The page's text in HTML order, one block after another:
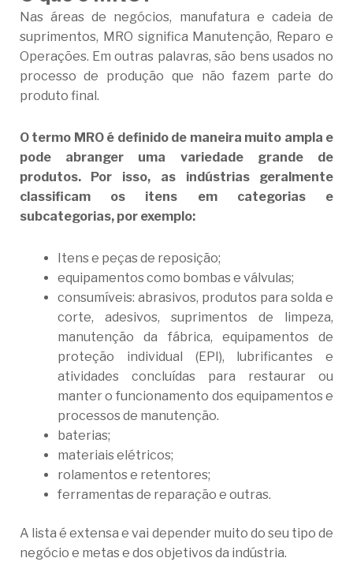
Nas áreas de negócios, manufatura e cadeia de
suprimentos, MRO significa Manutenção, Reparo e
Operações. Em outras palavras, são bens usados no
processo de produção que não fazem parte do
produto final.
O termo MRO é definido de maneira muito ampla e
pode abranger uma variedade grande de
produtos. Por isso, as indústrias geralmente
classificam os itens em categorias e
subcategorias, por exemplo:
Itens e peças de reposição;
equipamentos como bombas e válvulas;
consumíveis: abrasivos, produtos para solda e
corte, adesivos, suprimentos de limpeza,
manutenção da fábrica, equipamentos de
proteção individual (EPI), lubrificantes e
atividades concluídas para restaurar ou
manter o funcionamento dos equipamentos e
processos de manutenção.
baterias;
materiais elétricos;
rolamentos e retentores;
ferramentas de reparação e outras.
A lista é extensa e vai depender muito do seu tipo de
negócio e metas e dos objetivos da indústria.